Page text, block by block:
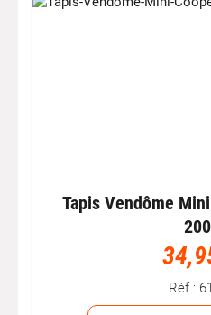
Tapis Vendôme
Réf :